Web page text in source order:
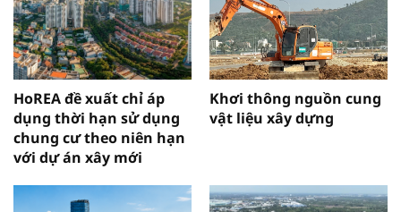
HoREA đề xuất chỉ áp
dụng thời hạn sử dụng
chung cư theo niên hạn
với dự án xây mới
Khơi thông nguồn cung
vật liệu xây dựng